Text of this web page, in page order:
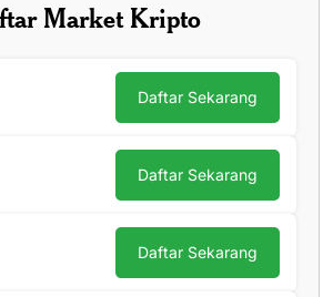
Market Kripto
Daftar Sekarang
Daftar Sekarang
Daftar Sekarang